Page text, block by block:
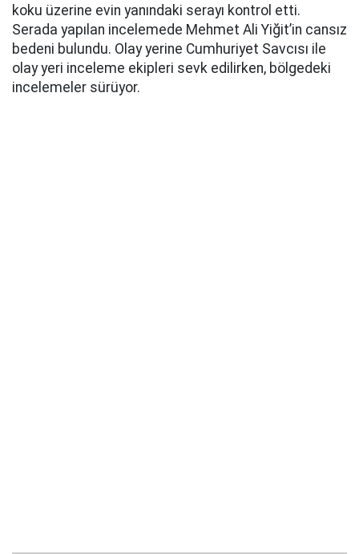
koku üzerine evin yanındaki serayı kontrol etti.
Serada yapılan incelemede Mehmet Ali Yiğit’in cansız
bedeni bulundu. Olay yerine Cumhuriyet Savcısı ile
olay yeri inceleme ekipleri sevk edilirken, bölgedeki
incelemeler sürüyor.